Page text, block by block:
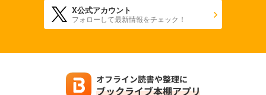
X公式アカウント
フォローして最新情報をチェック！